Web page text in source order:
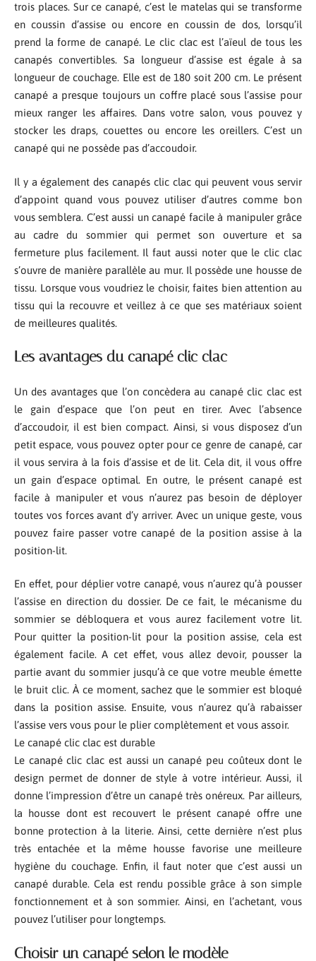
trois places. Sur ce canapé, c’est le matelas qui se transforme
en coussin d’assise ou encore en coussin de dos, lorsqu’il
prend la forme de canapé. Le clic clac est l’aïeul de tous les
canapés convertibles. Sa longueur d’assise est égale à sa
longueur de couchage. Elle est de 180 soit 200 cm. Le présent
canapé a presque toujours un coffre placé sous l’assise pour
mieux ranger les affaires. Dans votre salon, vous pouvez y
stocker les draps, couettes ou encore les oreillers. C’est un
canapé qui ne possède pas d’accoudoir.
Il y a également des canapés clic clac qui peuvent vous servir
d’appoint quand vous pouvez utiliser d’autres comme bon
vous semblera. C’est aussi un canapé facile à manipuler grâce
au cadre du sommier qui permet son ouverture et sa
fermeture plus facilement. Il faut aussi noter que le clic clac
s’ouvre de manière parallèle au mur. Il possède une housse de
tissu. Lorsque vous voudriez le choisir, faites bien attention au
tissu qui la recouvre et veillez à ce que ses matériaux soient
de meilleures qualités.
Les avantages du canapé clic clac
Un des avantages que l’on concèdera au canapé clic clac est
le gain d’espace que l’on peut en tirer. Avec l’absence
d’accoudoir, il est bien compact. Ainsi, si vous disposez d’un
petit espace, vous pouvez opter pour ce genre de canapé, car
il vous servira à la fois d’assise et de lit. Cela dit, il vous offre
un gain d’espace optimal. En outre, le présent canapé est
facile à manipuler et vous n’aurez pas besoin de déployer
toutes vos forces avant d’y arriver. Avec un unique geste, vous
pouvez faire passer votre canapé de la position assise à la
position-lit.
En effet, pour déplier votre canapé, vous n’aurez qu’à pousser
l’assise en direction du dossier. De ce fait, le mécanisme du
sommier se débloquera et vous aurez facilement votre lit.
Pour quitter la position-lit pour la position assise, cela est
également facile. A cet effet, vous allez devoir, pousser la
partie avant du sommier jusqu’à ce que votre meuble émette
le bruit clic. À ce moment, sachez que le sommier est bloqué
dans la position assise. Ensuite, vous n’aurez qu’à rabaisser
l’assise vers vous pour le plier complètement et vous assoir.
Le canapé clic clac est durable
Le canapé clic clac est aussi un canapé peu coûteux dont le
design permet de donner de style à votre intérieur. Aussi, il
donne l’impression d’être un canapé très onéreux. Par ailleurs,
la housse dont est recouvert le présent canapé offre une
bonne protection à la literie. Ainsi, cette dernière n’est plus
très entachée et la même housse favorise une meilleure
hygiène du couchage. Enfin, il faut noter que c’est aussi un
canapé durable. Cela est rendu possible grâce à son simple
fonctionnement et à son sommier. Ainsi, en l’achetant, vous
pouvez l’utiliser pour longtemps.
Choisir un canapé selon le modèle